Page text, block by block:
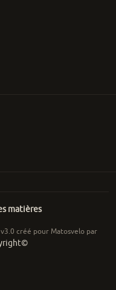
matières
créé pour Matosvelo par